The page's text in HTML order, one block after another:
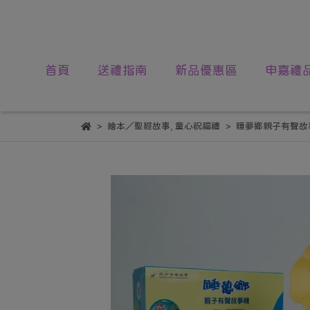
首頁 送禮指南 新品優惠區 申嘉禮
繪本／聖經故事 童心祝福禮 睡夢鄉親子有聲